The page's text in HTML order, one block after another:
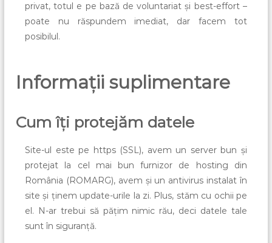
privat, totul e pe bază de voluntariat și best-effort –
poate nu răspundem imediat, dar facem tot
posibilul.
Informații suplimentare
Cum îți protejăm datele
Site-ul este pe https (SSL), avem un server bun și
protejat la cel mai bun furnizor de hosting din
România (ROMARG), avem și un antivirus instalat în
site și ținem update-urile la zi. Plus, stăm cu ochii pe
el. N-ar trebui să pățim nimic rău, deci datele tale
sunt în siguranță.